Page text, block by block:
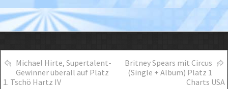
Michael Hirte, Supertalent-
Gewinner überall auf Platz
1. Tschö Hartz IV
Britney Spears mit Circus
(Single + Album) Platz 1
Charts USA